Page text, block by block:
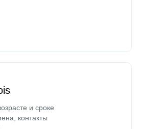
и сроке
контакты